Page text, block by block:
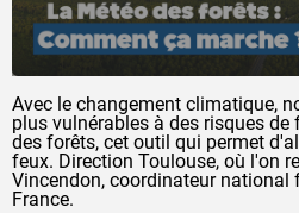
Avec le changement climatique,
plus vulnérables à des risques de
des forêts, cet outil qui permet
feux. Direction Toulouse, où l'on
Vincendon, coordinateur national
France.